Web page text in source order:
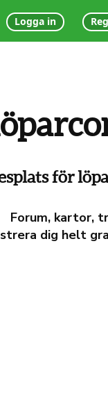
Logga in
för
Forum, kartor,
dig helt